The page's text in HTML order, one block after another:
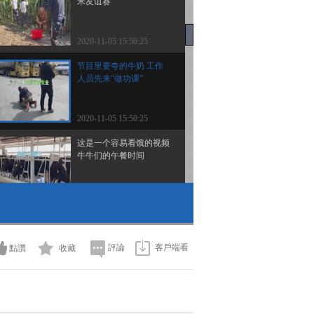
2020-11-05 15:50:25
节目里要夸的牛奶 工作
人员先来“做功课”
2020-11-05 15:50:25
这是一个容易看饿的视频
牛牛们的午餐时间
2020-11-05 15:46:24
要准备啥
點讚 收藏 評論 客戶端看